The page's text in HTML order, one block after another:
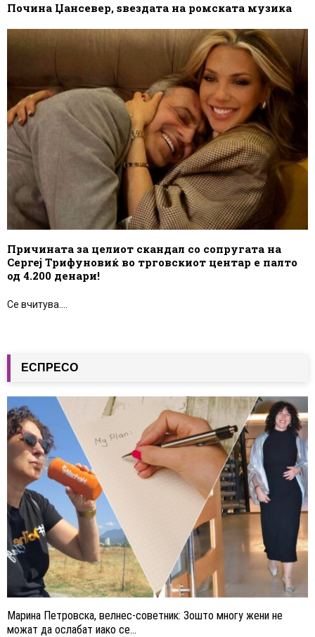
Почина Џансевер, ѕвездата на ромската музика
Причината за целиот скандал со сопругата на
Сергеј Трифуновиќ во трговскиот центар е палто
од 4.200 денари!
Се вчитува....
ЕСПРЕСО
Марина Петровска, велнес-советник: Зошто многу жени не
можат да ослабат иако се...